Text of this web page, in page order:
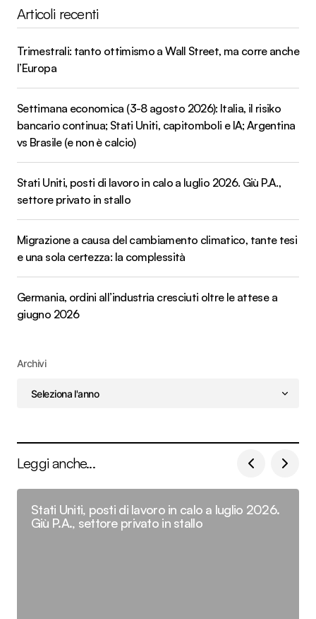
Articoli recenti
Trimestrali: tanto ottimismo a Wall Street, ma corre anche
l’Europa
Settimana economica (3-8 agosto 2026): Italia, il risiko
bancario continua; Stati Uniti, capitomboli e IA; Argentina
vs Brasile (e non è calcio)
Stati Uniti, posti di lavoro in calo a luglio 2026. Giù P.A.,
settore privato in stallo
Migrazione a causa del cambiamento climatico, tante tesi
e una sola certezza: la complessità
Germania, ordini all’industria cresciuti oltre le attese a
giugno 2026
Archivi
Leggi anche...
Stati Uniti, posti di lavoro in calo a luglio 2026.
Giù P.A., settore privato in stallo